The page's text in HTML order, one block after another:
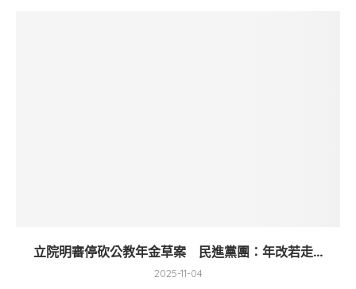
立院明審停砍公教年金草案 民進黨團：年改若走...
2025-11-04